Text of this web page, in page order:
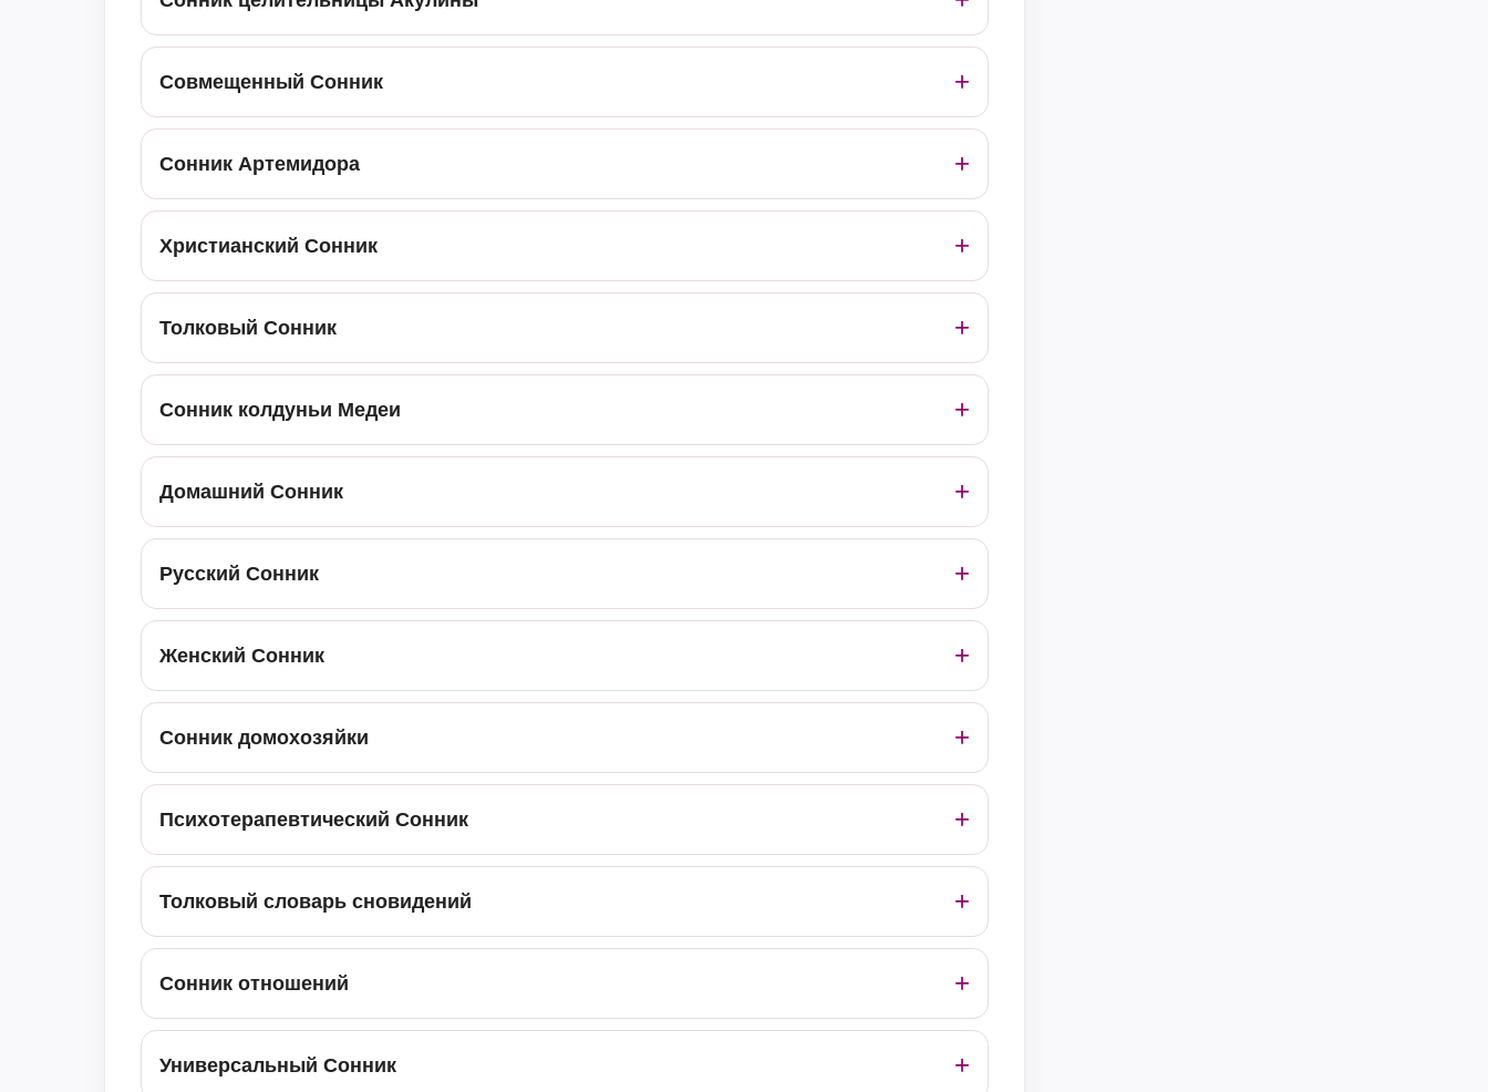
Совмещенный Сонник
Сонник Артемидора
Христианский Сонник
Толковый Сонник
Сонник колдуньи Медеи
Домашний Сонник
Русский Сонник
Женский Сонник
Сонник домохозяйки
Психотерапевтический Сонник
Толковый словарь сновидений
Сонник отношений
Универсальный Сонник